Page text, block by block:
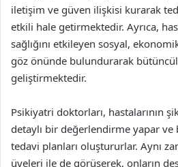
iletişim ve güven ilişkisi kurarak
etkili hale getirmektedir. Ayrıca,
sağlığını etkileyen sosyal,
göz önünde bulundurarak
geliştirmektedir.
Psikiyatri doktorları, hastalarının
detaylı bir değerlendirme yapar
tedavi planları oluştururlar. Aynı
üyeleri ile de görüşerek, onların